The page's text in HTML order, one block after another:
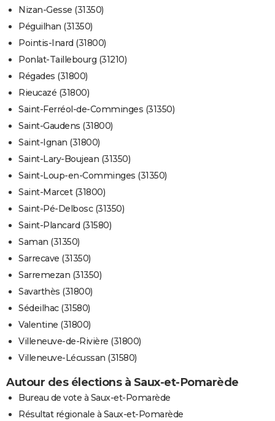
Nizan-Gesse (31350)
Péguilhan (31350)
Pointis-Inard (31800)
Ponlat-Taillebourg (31210)
Régades (31800)
Rieucazé (31800)
Saint-Ferréol-de-Comminges (31350)
Saint-Gaudens (31800)
Saint-Ignan (31800)
Saint-Lary-Boujean (31350)
Saint-Loup-en-Comminges (31350)
Saint-Marcet (31800)
Saint-Pé-Delbosc (31350)
Saint-Plancard (31580)
Saman (31350)
Sarrecave (31350)
Sarremezan (31350)
Savarthès (31800)
Sédeilhac (31580)
Valentine (31800)
Villeneuve-de-Rivière (31800)
Villeneuve-Lécussan (31580)
Autour des élections à Saux-et-Pomarède
Bureau de vote à Saux-et-Pomarède
Résultat régionale à Saux-et-Pomarède